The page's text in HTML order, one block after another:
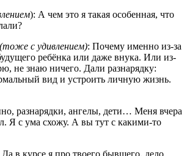
): А чем это я такая особенная, что
(тоже с удивлением): Почему именно из-за
ребёнка или даже внука. Или из-
не знаю ничего. Дали разнарядку:
вид и устроить личную жизнь.
разнарядки, ангелы, дети… Меня вчера
Я с ума схожу. А вы тут с какими-то